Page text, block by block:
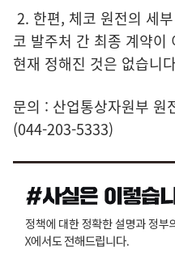
2. 한편, 체코 원전의 세
코 발주처 간 최종 계약이
현재 정해진 것은 없습니
문의 : 산업통상자원부 원
(044-203-5333)